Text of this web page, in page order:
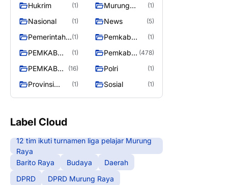
RAYA
Hukrim (1)
Murung
(1)
Nasional (1) News (5)
Pemerintaha (1)
Pemkab
Barito Utara
(1)
PEMKAB
RAYA
(1)
Pemkab
Raya
(478)
PEMKAB
RAYA
(16) Polri (1)
Provinsi
(1) Sosial (1)
Label Cloud
12 tim ikuti turnamen liga pelajar Murung
Raya
Barito Raya
Budaya
Daerah
DPRD
DPRD Murung Raya